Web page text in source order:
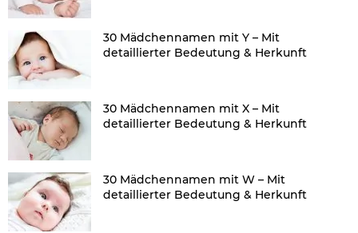
30 Mädchennamen mit Y – Mit
detaillierter Bedeutung & Herkunft
30 Mädchennamen mit X – Mit
detaillierter Bedeutung & Herkunft
30 Mädchennamen mit W – Mit
detaillierter Bedeutung & Herkunft